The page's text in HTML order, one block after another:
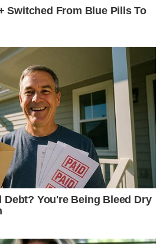
Switched From Blue Pills To
Debt? You're Being Bleed Dry